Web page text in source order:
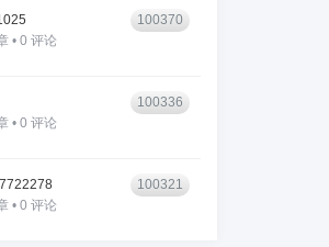
• 0 评论
100370
• 0 评论
100336
• 0 评论
100321